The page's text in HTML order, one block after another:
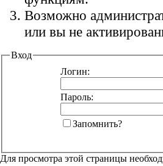
Возможно
или вы не
Вход
Логин:
Пароль:
Запомнить?
Для просмотра этой страницы